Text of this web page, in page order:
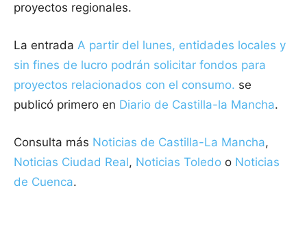
proyectos regionales.
La entrada A partir del lunes, entidades locales y
sin fines de lucro podrán solicitar fondos para
proyectos relacionados con el consumo. se
publicó primero en Diario de Castilla-la Mancha.
Consulta más Noticias de Castilla-La Mancha,
Noticias Ciudad Real, Noticias Toledo o Noticias
de Cuenca.